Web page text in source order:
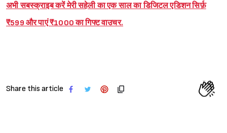
अभी सबस्क्राइब करें मेरी सहेली का एक साल का डिजिटल एडिशन सिर्फ़
₹599 और पाएं ₹1000 का गिफ्ट वाउचर.
Share this article